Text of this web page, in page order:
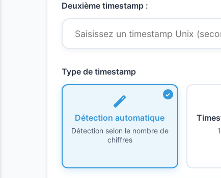
Deuxième timestamp :
Type de timestamp
Détection automatique
Détection selon le nombre de
chiffres